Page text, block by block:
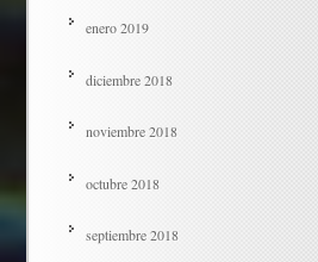
enero 2019
diciembre 2018
noviembre 2018
octubre 2018
septiembre 2018